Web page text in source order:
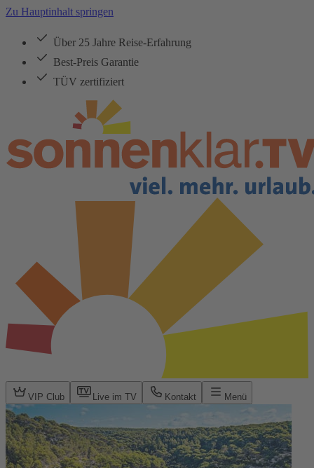
Zu Hauptinhalt springen
Über 25 Jahre Reise-Erfahrung
Best-Preis Garantie
TÜV zertifiziert
VIP Club Live im TV Kontakt Menü